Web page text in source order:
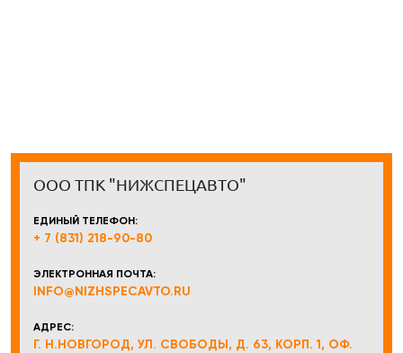
ООО ТПК "НИЖСПЕЦАВТО"
ЕДИНЫЙ ТЕЛЕФОН:
+ 7 (831) 218-90-80
ЭЛЕКТРОННАЯ ПОЧТА:
INFO@NIZHSPECAVTO.RU
АДРЕС:
Г. Н.НОВГОРОД, УЛ. СВОБОДЫ, Д. 63, КОРП. 1, ОФ.